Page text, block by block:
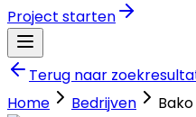
Project starten
Terug naar
Home
Bedrijven